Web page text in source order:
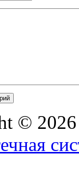
© 2026